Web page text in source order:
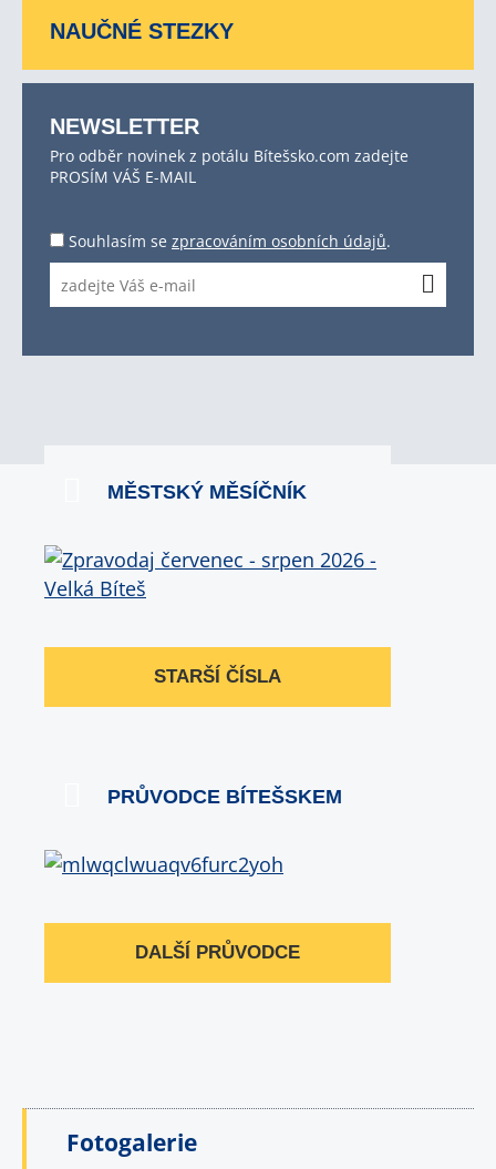
NAUČNÉ STEZKY
NEWSLETTER
Pro odběr novinek z potálu Bítešsko.com zadejte
PROSÍM VÁŠ E-MAIL
Souhlasím se zpracováním osobních údajů.
MĚSTSKÝ MĚSÍČNÍK
STARŠÍ ČÍSLA
PRŮVODCE BÍTEŠSKEM
DALŠÍ PRŮVODCE
Fotogalerie